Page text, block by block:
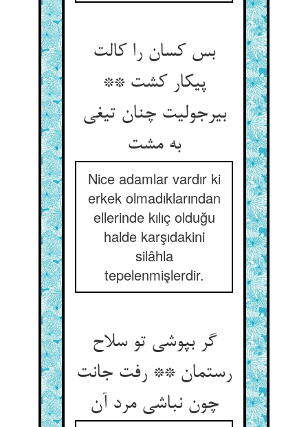
بس کسان را کالت
پیکار کشت **
بی‏رجولیت چنان تیغی
به مشت‏
Nice adamlar vardır ki
erkek olmadıklarından
ellerinde kılıç olduğu
halde karşıdakini
silâhla
tepelenmişlerdir.
گر بپوشی تو سلاح
رستمان ** رفت جانت
چون نباشی مرد آن‏